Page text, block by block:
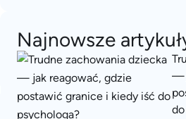
Najnowsze
—